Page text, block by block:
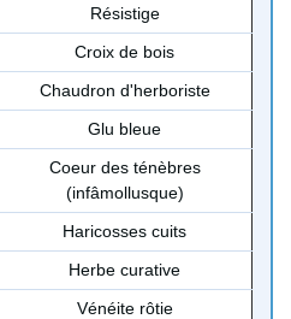
Résistige
Croix de bois
Chaudron d'herboriste
Glu bleue
Coeur des ténèbres
(infâmollusque)
Haricosses cuits
Herbe curative
Vénéite rôtie